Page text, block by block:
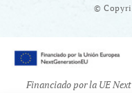
©
Financiado por la UE